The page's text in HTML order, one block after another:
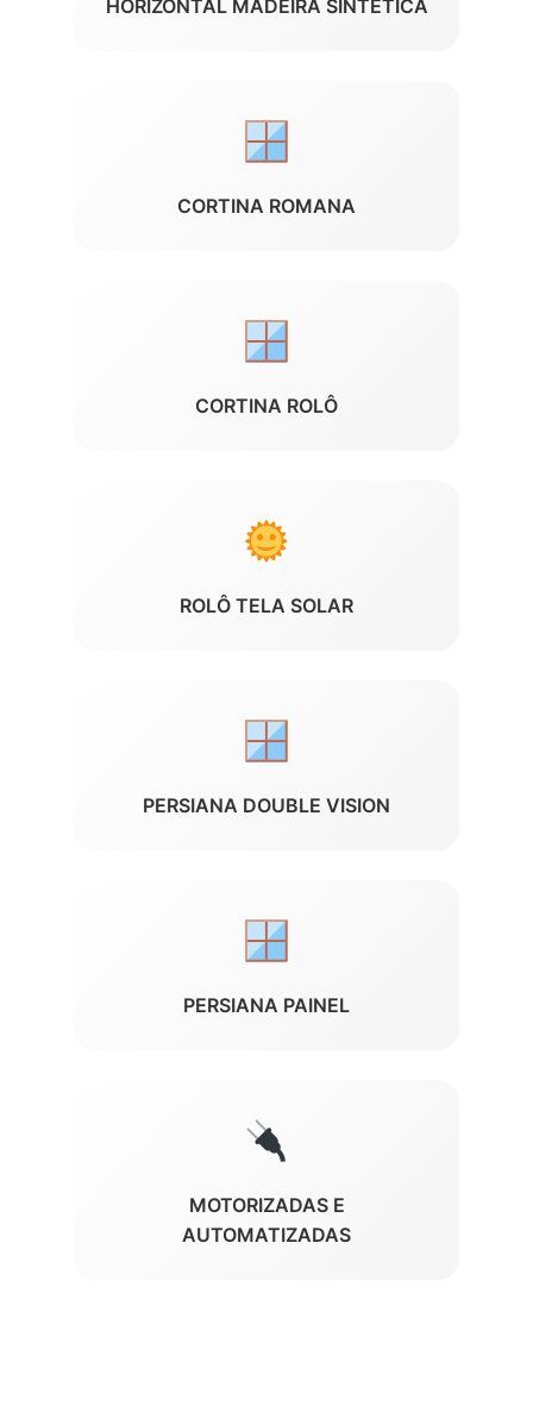
HORIZONTAL MADEIRA SINTÉTICA
CORTINA ROMANA
CORTINA ROLÔ
ROLÔ TELA SOLAR
PERSIANA DOUBLE VISION
PERSIANA PAINEL
MOTORIZADAS E
AUTOMATIZADAS